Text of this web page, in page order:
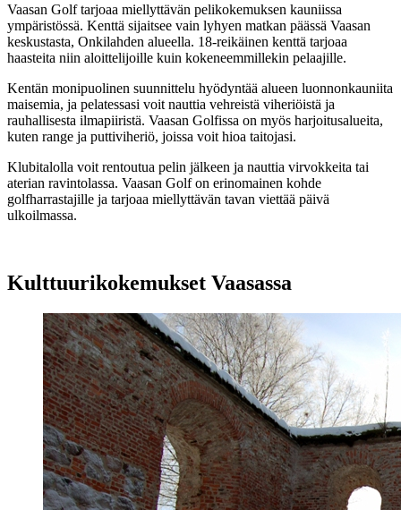
Vaasan Golf tarjoaa miellyttävän pelikokemuksen kauniissa
ympäristössä. Kenttä sijaitsee vain lyhyen matkan päässä Vaasan
keskustasta, Onkilahden alueella. 18-reikäinen kenttä tarjoaa
haasteita niin aloittelijoille kuin kokeneemmillekin pelaajille.
Kentän monipuolinen suunnittelu hyödyntää alueen luonnonkauniita
maisemia, ja pelatessasi voit nauttia vehreistä viheriöistä ja
rauhallisesta ilmapiiristä. Vaasan Golfissa on myös harjoitusalueita,
kuten range ja puttiviheriö, joissa voit hioa taitojasi.
Klubitalolla voit rentoutua pelin jälkeen ja nauttia virvokkeita tai
aterian ravintolassa. Vaasan Golf on erinomainen kohde
golfharrastajille ja tarjoaa miellyttävän tavan viettää päivä
ulkoilmassa.
Kulttuurikokemukset Vaasassa